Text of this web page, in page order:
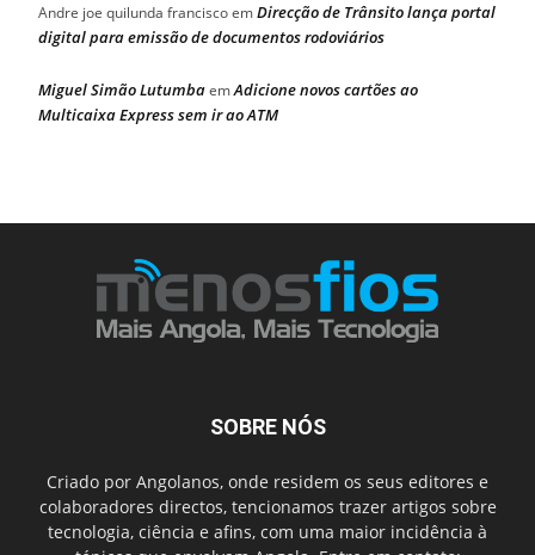
Andre joe quilunda franciscoemDirecção de Trânsito lança portal
digital para emissão de documentos rodoviários
Miguel Simão LutumbaemAdicione novos cartões ao
Multicaixa Express sem ir ao ATM
SOBRE NÓS
Criado por Angolanos, onde residem os seus editores e
colaboradores directos, tencionamos trazer artigos sobre
tecnologia, ciência e afins, com uma maior incidência à